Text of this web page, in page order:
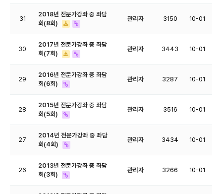
31
2018년 전문가강좌 중 좌담
회(8회)
관리자 3150 10-01
30
2017년 전문가강좌 중 좌담
회(7회)
관리자 3443 10-01
29
2016년 전문가강좌 중 좌담
회(6회)
관리자 3287 10-01
28
2015년 전문가강좌 중 좌담
회(5회)
관리자 3516 10-01
27
2014년 전문가강좌 중 좌담
회(4회)
관리자 3434 10-01
26
2013년 전문가강좌 중 좌담
회(3회)
관리자 3266 10-01